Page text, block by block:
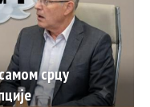
срцу